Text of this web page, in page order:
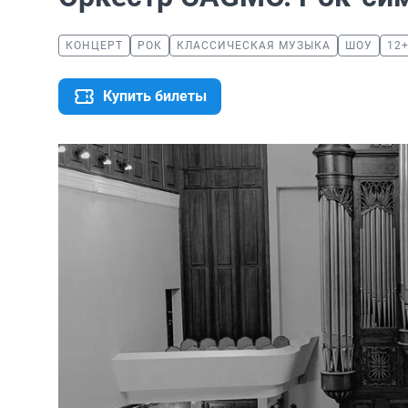
КОНЦЕРТ РОК КЛАССИЧЕСКАЯ МУЗЫКА ШОУ 12+
Купить билеты